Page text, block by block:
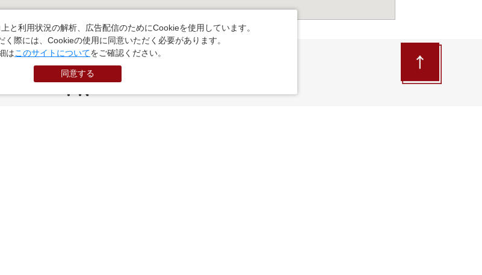
PR
と利用状況の解析、広告配信のためにCookieを使用しています。
く際には、Cookieの使用に同意いただく必要があります。
はこのサイトについてをご確認ください。
同意する